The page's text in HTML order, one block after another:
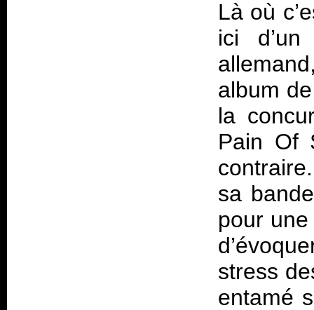
Là où
ici
album
la
Pain Of
sa
pour
stress
entamé